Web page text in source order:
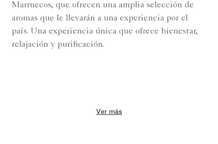
Marruecos, que ofrecen una amplia selección de
aromas que le llevarán a una experiencia por el
país. Una experiencia única que ofrece bienestar,
relajación y purificación.
Ver más